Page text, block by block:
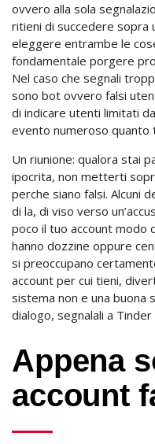
ovvero alla sola
ritieni di succedere sopra
eleggere entrambe le
fondamentale porgere
Nel caso che segnali
sono bot ovvero falsi
di indicare utenti limitati
evento numeroso quanto
Un riunione: qualora stai
ipocrita, non metterti
perche siano falsi. Alcuni
di la, di viso verso
poco il tuo account modo
hanno dozzine oppure
si preoccupano
account per cui tieni,
sistema non e una
dialogo, segnalali a Tinder
Appena
account